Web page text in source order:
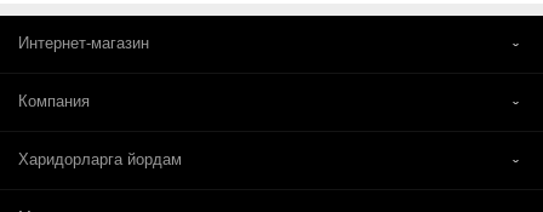
Интернет-магазин
Компания
Харидорларга йордам